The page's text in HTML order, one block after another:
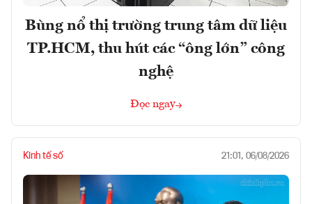
Bùng nổ thị trường trung tâm dữ liệu
TP.HCM, thu hút các “ông lớn” công
nghệ
Đọc ngay
Kinh tế số 21:01, 06/08/2026